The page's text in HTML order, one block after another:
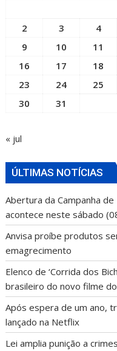
2
3 4
9
10 11
16
17 18
23
24 25
30
31
« jul
ÚLTIMAS NOTÍCIAS
Abertura da Campanha
acontece neste sábado
Anvisa proíbe produtos
emagrecimento
Elenco de ‘Corrida dos
brasileiro do novo filme
Após espera de um ano,
lançado na Netflix
Lei amplia punição a